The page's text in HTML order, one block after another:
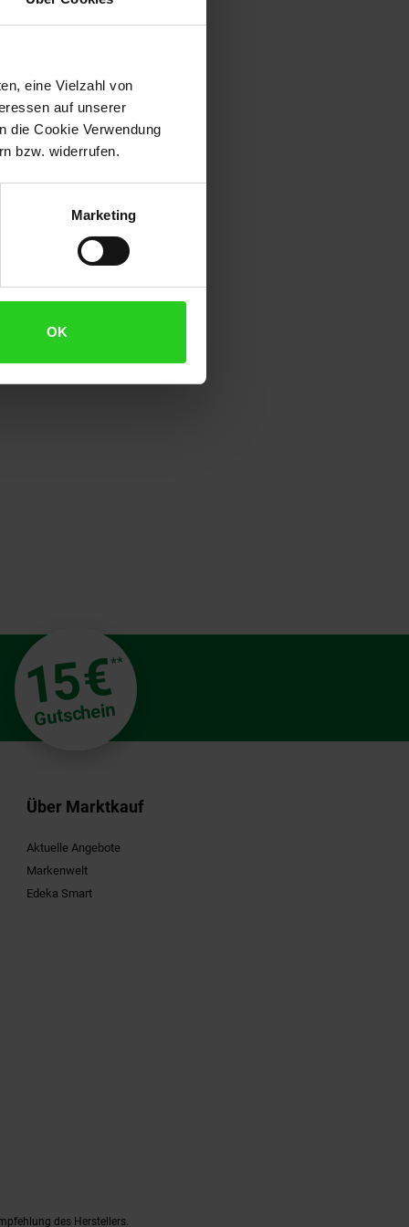
eine Vielzahl von
auf unserer
die Cookie Verwendung
bzw. widerrufen.
Marketing
OK
15€**
Gutschein
Über Marktkauf
Aktuelle Angebote
Markenwelt
Edeka Smart
des Herstellers.